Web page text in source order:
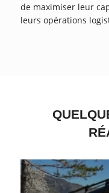
de maximiser leur
leurs opérations